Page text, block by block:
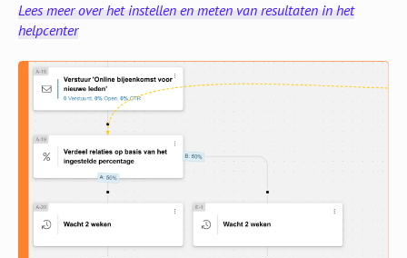
Lees meer over het instellen en meten van resultaten in het
helpcenter